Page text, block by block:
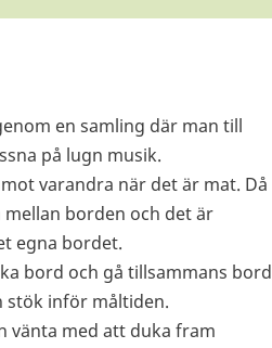
en samling där man till
på lugn musik.
varandra när det är mat. Då
borden och det är
egna bordet.
bord och gå tillsammans bord
stök inför måltiden.
vänta med att duka fram